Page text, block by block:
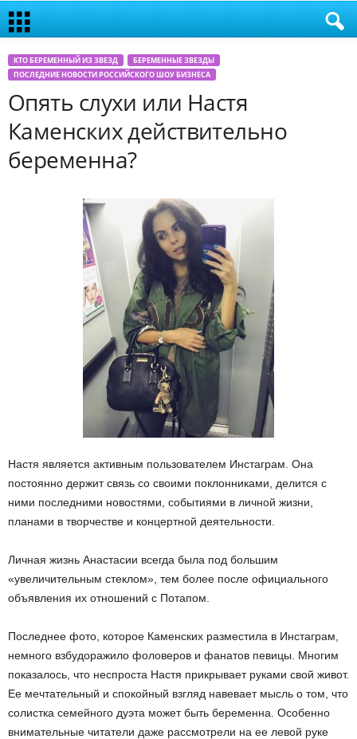
КТО БЕРЕМЕННЫЙ ИЗ ЗВЕЗД
БЕРЕМЕННЫЕ ЗВЕЗДЫ
ПОСЛЕДНИЕ НОВОСТИ РОССИЙСКОГО ШОУ БИЗНЕСА
Опять слухи или Настя
Каменских действительно
беременна?
Настя является активным пользователем Инстаграм. Она
постоянно держит связь со своими поклонниками, делится с
ними последними новостями, событиями в личной жизни,
планами в творчестве и концертной деятельности.
Личная жизнь Анастасии всегда была под большим
«увеличительным стеклом», тем более после официального
объявления их отношений с Потапом.
Последнее фото, которое Каменских разместила в Инстаграм,
немного взбудоражило фоловеров и фанатов певицы. Многим
показалось, что неспроста Настя прикрывает руками свой живот.
Ее мечтательный и спокойный взгляд навевает мысль о том, что
солистка семейного дуэта может быть беременна. Особенно
внимательные читатели даже рассмотрели на ее левой руке